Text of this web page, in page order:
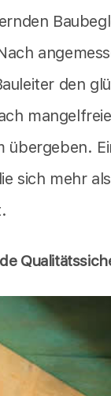
den
übergeben.
sich mehr